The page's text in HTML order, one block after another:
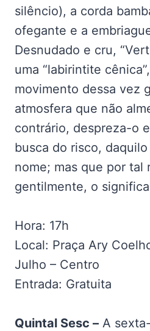
silêncio), a corda
ofegante e a
Desnudado e cru,
uma “labirintite
movimento dessa vez
atmosfera que não
contrário, despreza-o
busca do risco,
nome; mas que por tal
gentilmente, o
Hora: 17h
Local: Praça Ary
Julho – Centro
Entrada: Gratuita
Quintal Sesc – A